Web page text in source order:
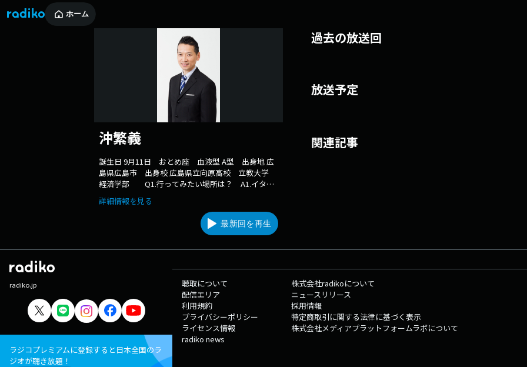
ホーム
沖繁義
誕生日 9月11日 おとめ座 血液型 A型 出身地 広
島県広島市 出身校 広島県立向原高校 立教大学
経済学部 Q1.行ってみたい場所は？ A1.イタリ
ア、スペイン （以前も訪れましたが、欧州サッカ
ー観戦したいですね。グルメや史跡巡りも）
Q2.小さい頃の将来の夢は？ A2.父が大工でしたの
で、幼い頃は、家を建てる大工さんに憧れたことも
監督さんでした）の影響で、学校の先生になり、野
す。 Q3.KBCアナウンス部あるあるは？ A3.沖
のモノマネをみんなしている。
詳細情報を見る
最新回を再生
過去の放送回
放送予定
関連記事
radiko.jp
ラジコプレミアムに登録すると日本全国のラ
ジオが聴き放題！
聴取について
配信エリア
利用規約
プライバシーポリシー
ライセンス情報
radiko news
株式会社radikoについて
ニュースリリース
採用情報
特定商取引に関する法律に基づく表示
株式会社メディアプラットフォームラボについて